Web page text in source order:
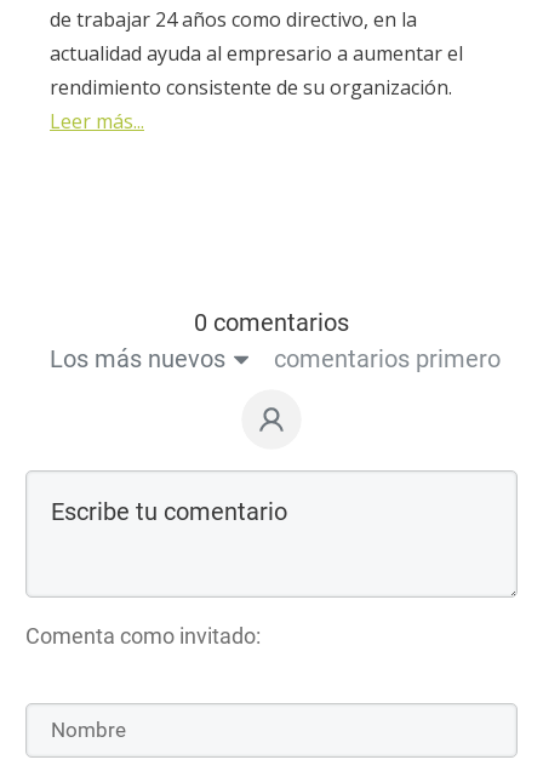
de trabajar 24 años como directivo, en la
actualidad ayuda al empresario a aumentar el
rendimiento consistente de su organización.
Leer más...
0 comentarios
Los más nuevos
comentarios primero
Comenta como invitado: